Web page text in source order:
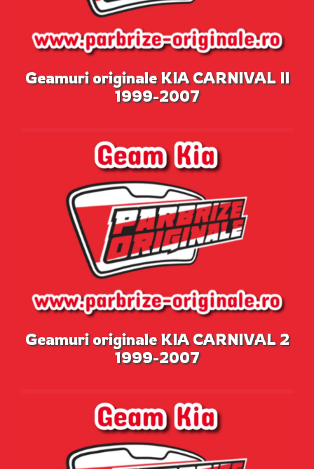
Geamuri originale KIA CARNIVAL II
1999-2007
Geamuri originale KIA CARNIVAL 2
1999-2007